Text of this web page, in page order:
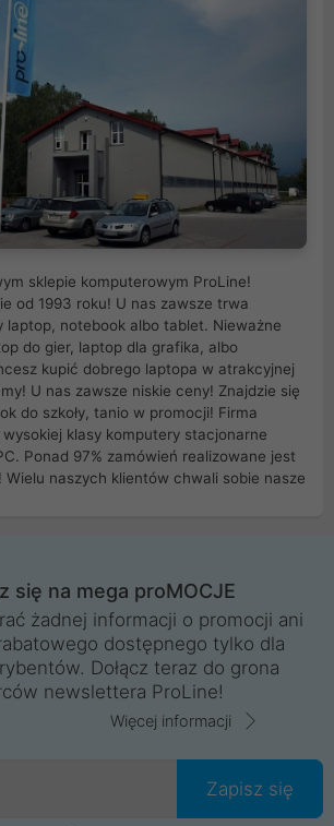
sklepie komputerowym ProLine!
od 1993 roku! U nas zawsze trwa
laptop, notebook albo tablet. Nieważne
do gier, laptop dla grafika, albo
kupić dobrego laptopa w atrakcyjnej
U nas zawsze niskie ceny! Znajdzie się
do szkoły, tanio w promocji! Firma
klasy komputery stacjonarne
Ponad 97% zamówień realizowane jest
Wielu naszych klientów chwali sobie nasze
Legnica, Katowice, Gliwice, Kalisz, Bytom,
i profesjonalna obsługa!
ze 100% polskim kapitałem. Działamy
w naszym kraju! Posiadamy siedzibę
oraz salony na terenie kraju. Cała
komputerowym ProLine jest
Dlatego zakup notebooka albo laptopa w
i pełne bezpieczeństwo.
w akcesoria i części komputerowe
się na mega proMOCJE
żadnej informacji o promocji ani
dostępnego tylko dla
Dołącz teraz do grona
newslettera ProLine!
Więcej informacji
Zapisz się